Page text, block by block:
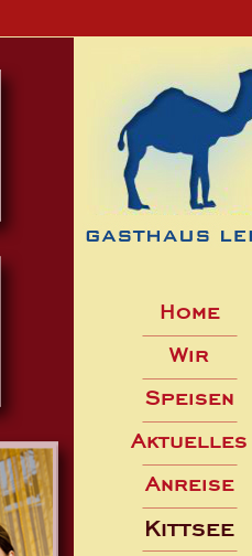
Home
Wir
Speisen
Aktuelles
Anreise
Kittsee